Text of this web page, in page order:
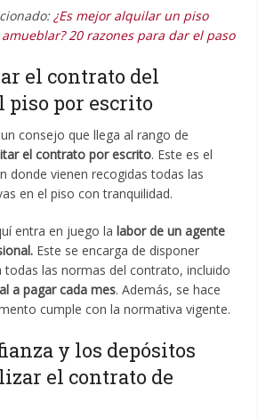
¿Es mejor alquilar un piso
20 razones para dar el paso
el contrato del
por escrito
consejo que llega al rango de
ar el contrato por escrito. Este es el
donde vienen recogidas todas las
en el piso con tranquilidad.
entra en juego lalabor de un agente
Este se encarga de disponer
todas las normas del contrato, incluido
a pagar cada mes. Además, se hace
cumple con la normativa vigente.
y los depósitos
el contrato de